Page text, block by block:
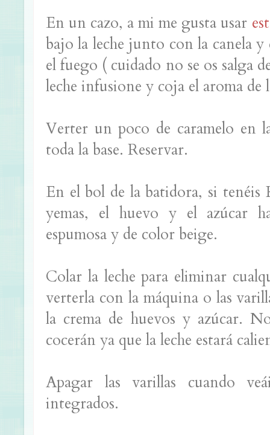
En un cazo, a mi me gusta usar
bajo la leche junto con la canela
el fuego ( cuidado no se os salga
leche infusione y coja el aroma de
Verter un poco de caramelo en
toda la base. Reservar.
En el bol de la batidora, si tenéis
yemas, el huevo y el azúcar
espumosa y de color beige.
Colar la leche para eliminar
verterla con la máquina o las
la crema de huevos y azúcar.
cocerán ya que la leche estará
Apagar las varillas cuando
integrados.